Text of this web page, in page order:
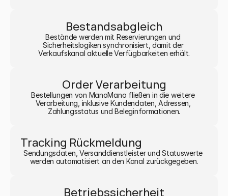
Bestandsabgleich
Bestände werden mit Reservierungen und
Sicherheitslogiken synchronisiert, damit der
Verkaufskanal aktuelle Verfügbarkeiten erhält.
Order Verarbeitung
Bestellungen von ManoMano fließen in die weitere
Verarbeitung, inklusive Kundendaten, Adressen,
Zahlungsstatus und Beleginformationen.
Tracking Rückmeldung
Sendungsdaten, Versanddienstleister und Statuswerte
werden automatisiert an den Kanal zurückgegeben.
Betriebssicherheit